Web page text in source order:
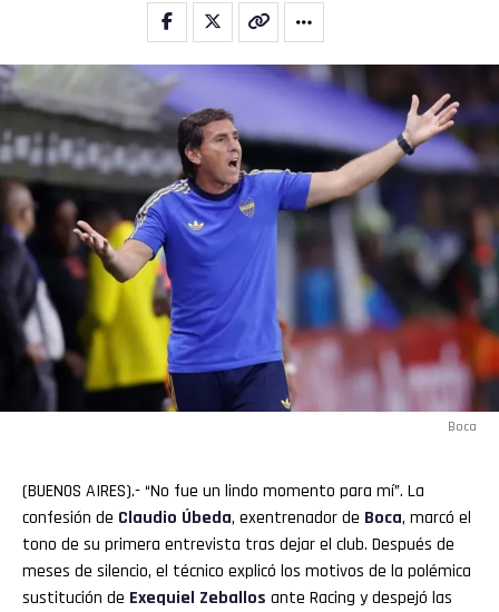
Boca
(BUENOS AIRES).- “No fue un lindo momento para mí”. La
confesión de Claudio Úbeda, exentrenador de Boca, marcó el
tono de su primera entrevista tras dejar el club. Después de
meses de silencio, el técnico explicó los motivos de la polémica
sustitución de Exequiel Zeballos ante Racing y despejó las
Reddit
Pinterest
Whatsapp
Email